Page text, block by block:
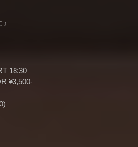
18:30
¥3,500-